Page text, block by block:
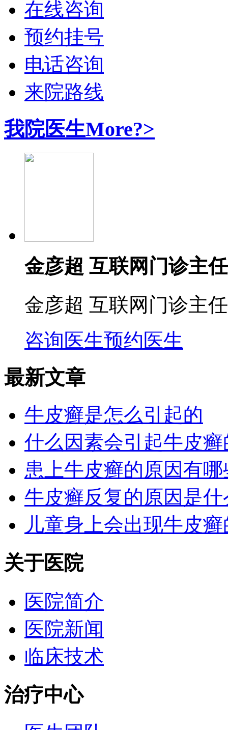
在线咨询
预约挂号
电话咨询
来院路线
我院医生More?>
金彦超 互联网门诊主任
金彦超 互联网门诊主
咨询医生预约医生
最新文章
牛皮癣是怎么引起的
什么因素会引起牛皮
患上牛皮癣的原因有哪
牛皮癣反复的原因是什
儿童身上会出现牛皮
关于医院
医院简介
医院新闻
临床技术
治疗中心